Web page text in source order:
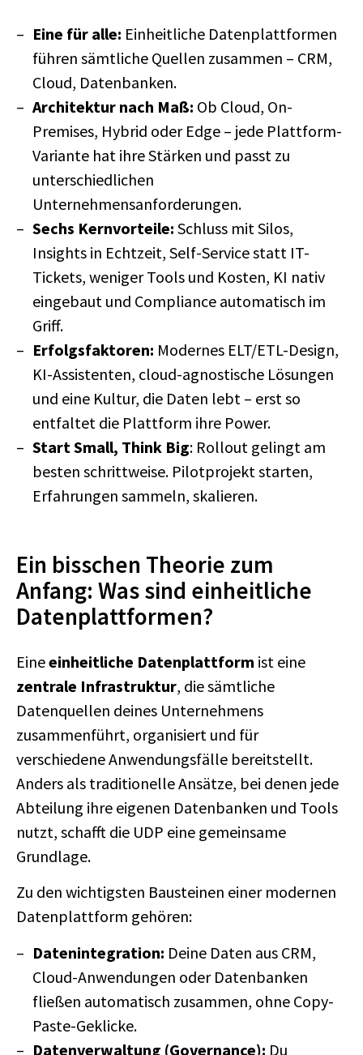
Eine für alle: Einheitliche Datenplattformen
führen sämtliche Quellen zusammen – CRM,
Cloud, Datenbanken.
Architektur nach Maß: Ob Cloud, On-
Premises, Hybrid oder Edge – jede Plattform-
Variante hat ihre Stärken und passt zu
unterschiedlichen
Unternehmensanforderungen.
Sechs Kernvorteile: Schluss mit Silos,
Insights in Echtzeit, Self-Service statt IT-
Tickets, weniger Tools und Kosten, KI nativ
eingebaut und Compliance automatisch im
Griff.
Erfolgsfaktoren: Modernes ELT/ETL-Design,
KI-Assistenten, cloud-agnostische Lösungen
und eine Kultur, die Daten lebt – erst so
entfaltet die Plattform ihre Power.
Start Small, Think Big: Rollout gelingt am
besten schrittweise. Pilotprojekt starten,
Erfahrungen sammeln, skalieren.
Ein bisschen Theorie zum
Anfang: Was sind einheitliche
Datenplattformen?
Eineeinheitliche Datenplattform ist eine
zentrale Infrastruktur, die sämtliche
Datenquellen deines Unternehmens
zusammenführt, organisiert und für
verschiedene Anwendungsfälle bereitstellt.
Anders als traditionelle Ansätze, bei denen jede
Abteilung ihre eigenen Datenbanken und Tools
nutzt, schafft die UDP eine gemeinsame
Grundlage.
Zu den wichtigsten Bausteinen einer modernen
Datenplattform gehören:
Datenintegration: Deine Daten aus CRM,
Cloud-Anwendungen oder Datenbanken
fließen automatisch zusammen, ohne Copy-
Paste-Geklicke.
Datenverwaltung (Governance): Du